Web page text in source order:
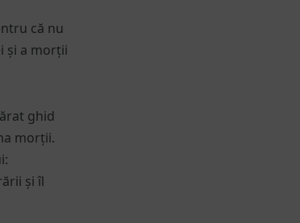
că nu
și a morții
ghid
morții.
și îl